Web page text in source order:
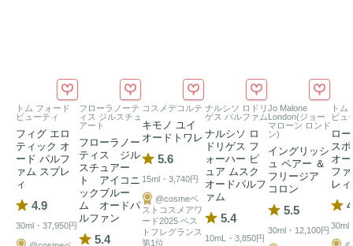
トム フォード
ビューティ
フィグ エロ
ティック オ
ード パルフ
ァム スプレ
ィ
4.9
30ml・37,950円
フローラノーテ
ィス ジルスチュ
アート
フローラノー
ティス ジル
スチュアー
ト アイコニ
ックブルー
ム オードパ
ルファン
5.4
コスメデコルテ
キモノ ユイ
オードトワレ
5.6
15ml・3,740円
@cosmeベ
ストコスメアワ
ード2025 ベス
トフレグランス
第1位
ナルシソ ロドリ
ゲス パルファム
ナルシソ ロ
ドリゲス フ
ォーハー ピ
ュア ムスク
オードパルフ
ァム
5.4
10mL・3,850円
Jo Malone
London(ジョー
マローン ロンド
ン)
イングリッシ
ュ ペアー ＆
フリージア
コロン
5.5
30ml・12,100円
トム
ビュ
ロ
ス
オ
フ
レィ
30ml